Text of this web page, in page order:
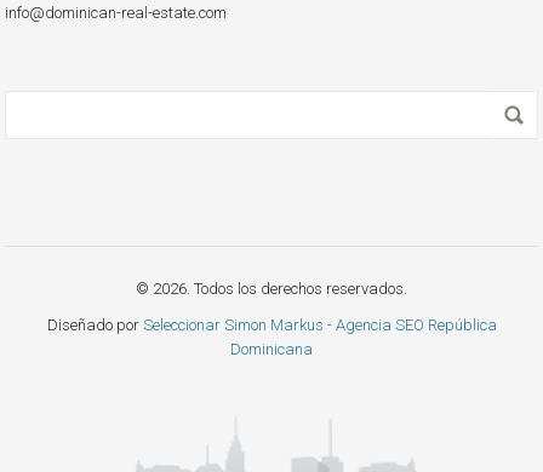
info@dominican-real-estate.com
© 2026. Todos los derechos reservados.
Diseñado por Seleccionar Simon Markus - Agencia SEO República
Dominicana